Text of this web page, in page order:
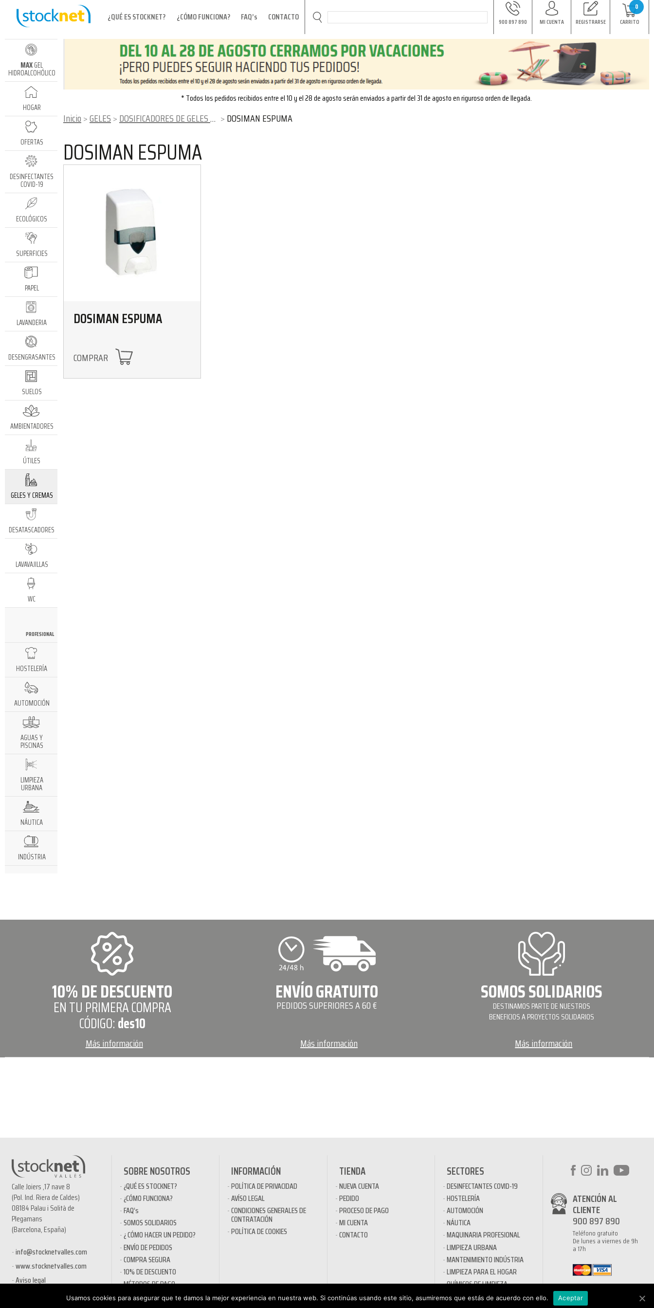
¿QUÉ ES STOCKNET? ¿CÓMO FUNCIONA? FAQ’s CONTACTO 900 897 890 MI CUENTA REGISTRARSE
0
CARRITO
MAXGEL
HIDROALCOHÓLICO
HOGAR
OFERTAS
DESINFECTANTES
COVID-19
ECOLÓGICOS
SUPERFICIES
PAPEL
LAVANDERIA
DESENGRASANTES
SUELOS
AMBIENTADORES
ÚTILES
GELES Y CREMAS
DESATASCADORES
LAVAVAJILLAS
WC
PROFESIONAL
HOSTELERÍA
AUTOMOCIÓN
AGUAS Y
PISCINAS
LIMPIEZA
URBANA
NÁUTICA
INDÚSTRIA
* Todos los pedidos recibidos entre el 10 y el 28 de agosto serán enviados a partir del 31 de agosto en riguroso orden de llegada.
Inicio GELES DOSIFICADORES DE GELES Y CREMAS DOSIMAN ESPUMA
DOSIMAN ESPUMA
DOSIMAN ESPUMA
COMPRAR
10% DE DESCUENTO
EN TU PRIMERA COMPRA
CÓDIGO:des10
Más información
ENVÍO GRATUITO
PEDIDOS SUPERIORES A 60 €
Más información
SOMOS SOLIDARIOS
DESTINAMOS PARTE DE NUESTROS
BENEFICIOS A PROYECTOS SOLIDARIOS
Más información
Calle Joiers ,17 nave 8
(Pol. Ind. Riera de Caldes)
08184 Palau i Solità de
Plegamans
(Barcelona, España)
info@stocknetvalles.com
www.stocknetvalles.com
Aviso legal
SOBRE NOSOTROS
¿QUÉ ES STOCKNET?
¿CÓMO FUNCIONA?
FAQ’s
SOMOS SOLIDARIOS
¿ CÓMO HACER UN PEDIDO?
ENVÍO DE PEDIDOS
COMPRA SEGURA
10% DE DESCUENTO
MÉTODOS DE PAGO
PRODUCTOS EN OFERTA
INFORMACIÓN
POLÍTICA DE PRIVACIDAD
AVÍSO LEGAL
CONDICIONES GENERALES DE
CONTRATACIÓN
POLÍTICA DE COOKIES
TIENDA
NUEVA CUENTA
PEDIDO
PROCESO DE PAGO
MI CUENTA
CONTACTO
SECTORES
DESINFECTANTES COVID-19
HOSTELERÍA
AUTOMOCIÓN
NÁUTICA
MAQUINARIA PROFESIONAL
LIMPIEZA URBANA
MANTENIMIENTO INDÚSTRIA
LIMPIEZA PARA EL HOGAR
QUÍMICOS DE LIMPIEZA
ECOLÓGICOS
ATENCIÓN AL
CLIENTE
900 897 890
Teléfono gratuito
De lunes a viernes de 9h
a 17h
Usamos cookies para asegurar que te damos la mejor experiencia en nuestra web. Si continúas usando este sitio, asumiremos que estás de acuerdo con ello. Aceptar